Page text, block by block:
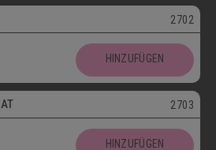
2702
HINZUFÜGEN
2703
HINZUFÜGEN